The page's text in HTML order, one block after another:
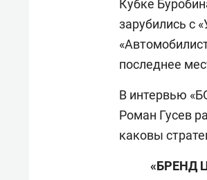
Кубке
зарубились с
последнее
В интервью
Роман Гусев
каковы
«БРЕНД